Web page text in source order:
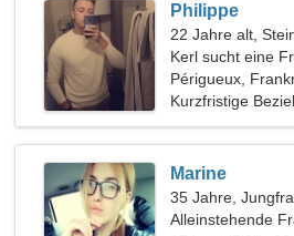
Philippe
22 Jahre alt,
Kerl sucht eine
Périgueux,
Kurzfristige
Marine
35 Jahre,
Alleinstehende